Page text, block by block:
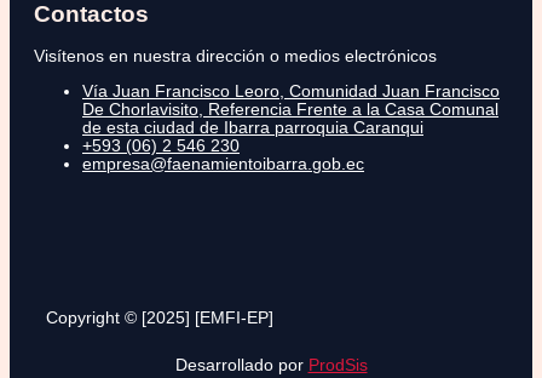
Contactos
Visítenos en nuestra dirección o medios electrónicos
Vía Juan Francisco Leoro, Comunidad Juan Francisco
De Chorlavisito, Referencia Frente a la Casa Comunal
de esta ciudad de Ibarra parroquia Caranqui
+593 (06) 2 546 230
empresa@faenamientoibarra.gob.ec
Copyright © [2025] [EMFI-EP]
Desarrollado por ProdSis